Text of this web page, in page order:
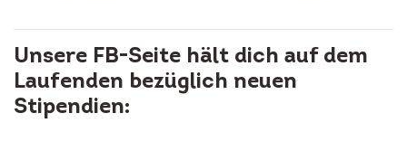
Unsere FB-Seite hält dich auf dem
Laufenden bezüglich neuen
Stipendien: